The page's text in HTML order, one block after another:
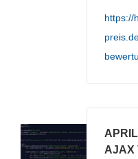
https://
AJAX